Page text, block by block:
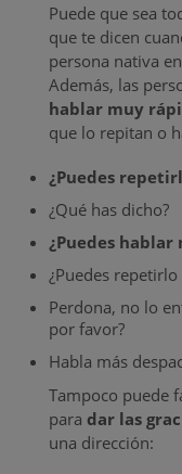
Puede que sea
que te dicen
persona nativa
Además, las
hablar muy
que lo repitan o
¿Puedes
¿Qué has dicho?
¿Puedes hablar
¿Puedes
Perdona, no lo
por favor?
Habla más
Tampoco puede
para dar las
una dirección: